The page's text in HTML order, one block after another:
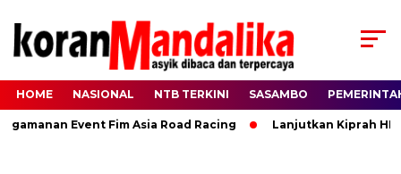
HOME NASIONAL NTB TERKINI SASAMBO
Event Fim Asia Road Racing Lanjutkan Kiprah HBK,